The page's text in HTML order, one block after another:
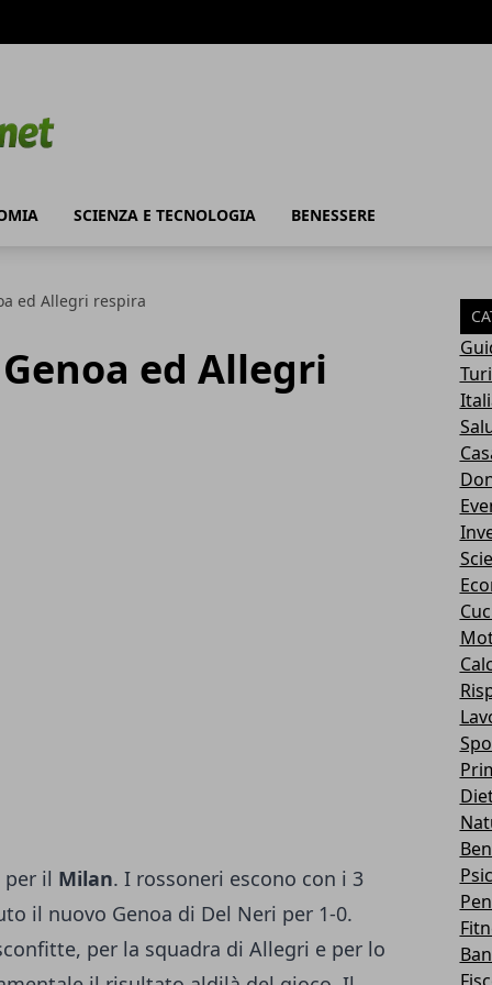
SCIENZA E TECNOLOGIA BENESSERE
ed Allegri respira
ed Allegri
il Milan. I rossoneri escono con i 3
il nuovo Genoa di Del Neri per 1-0.
per la squadra di Allegri e per lo